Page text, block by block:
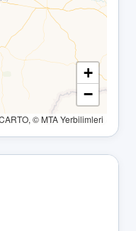
+
−
© MTA Yerbilimleri